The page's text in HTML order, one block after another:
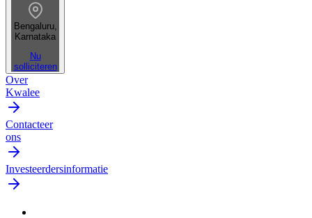
Bengaluru,
Karnataka
Nu
solliciteren
Over
Kwalee
Contacteer
ons
Investeerdersinformatie